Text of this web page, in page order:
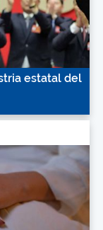
estatal del